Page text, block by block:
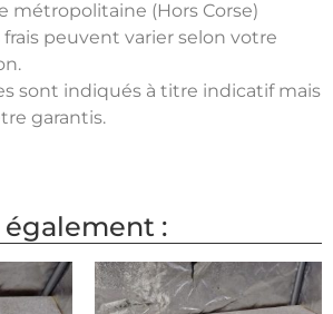
métropolitaine (Hors Corse)
peuvent varier selon votre
sont indiqués à titre indicatif mais
garantis.
également :